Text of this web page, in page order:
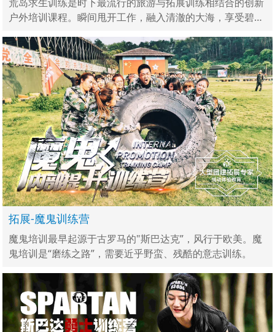
户外培训课程。瞬间甩开工作，融入清澈的大海，享受碧蓝
拓展-魔鬼训练营
魔鬼培训最早起源于古罗马的"斯巴达克”，风行于欧美。魔
鬼培训是“磨练之路”，需要近乎野蛮、残酷的意志训练。